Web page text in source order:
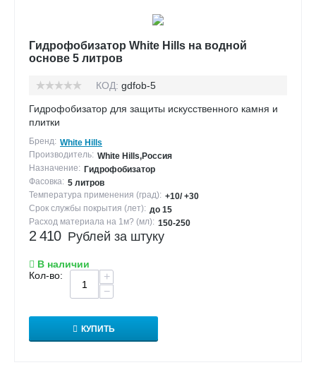
Гидрофобизатор White Hills на водной
основе 5 литров
КОД: gdfob-5
Гидрофобизатор для защиты искусственного камня и
плитки
Бренд: White Hills
Производитель: White Hills,Россия
Назначение: Гидрофобизатор
Фасовка: 5 литров
Температура применения (град): +10/ +30
Срок службы покрытия (лет): до 15
Расход материала на 1м? (мл): 150-250
2 410 Рублей за штуку
В наличии
Кол-во:
+
−
КУПИТЬ